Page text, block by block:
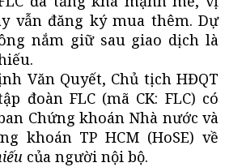
vẫn đăng ký mua thêm. Dự
nắm giữ sau giao dịch là
Văn Quyết, Chủ tịch HĐQT
đoàn FLC (mã CK: FLC) có
Chứng khoán Nhà nước và
khoán TP HCM (HoSE) về
của người nội bộ.